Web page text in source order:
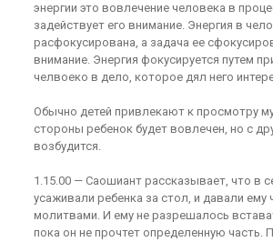
энергии это вовлечение человека в
задействует его внимание. Энергия в
расфокусирована, а задача ее
внимание. Энергия фокусируется путем
челвоеко в дело, которое дял него
Обычно детей привлекают к просмотру
стороны ребенок будет вовлечен, но с
возбудится.
1.15.00 — Саошиант рассказывает, что в
усаживали ребенка за стол, и давали ему
молитвами. И ему не разрешалось
пока он не прочтет определенную часть.